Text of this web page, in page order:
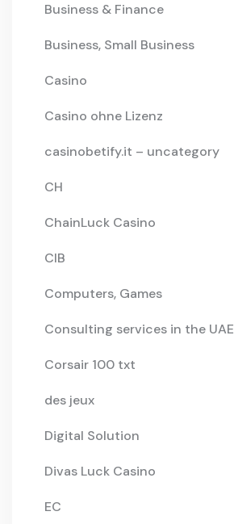
Business & Finance
Business, Small Business
Casino
Casino ohne Lizenz
casinobetify.it – uncategory
CH
ChainLuck Casino
CIB
Computers, Games
Consulting services in the UAE
Corsair 100 txt
des jeux
Digital Solution
Divas Luck Casino
EC